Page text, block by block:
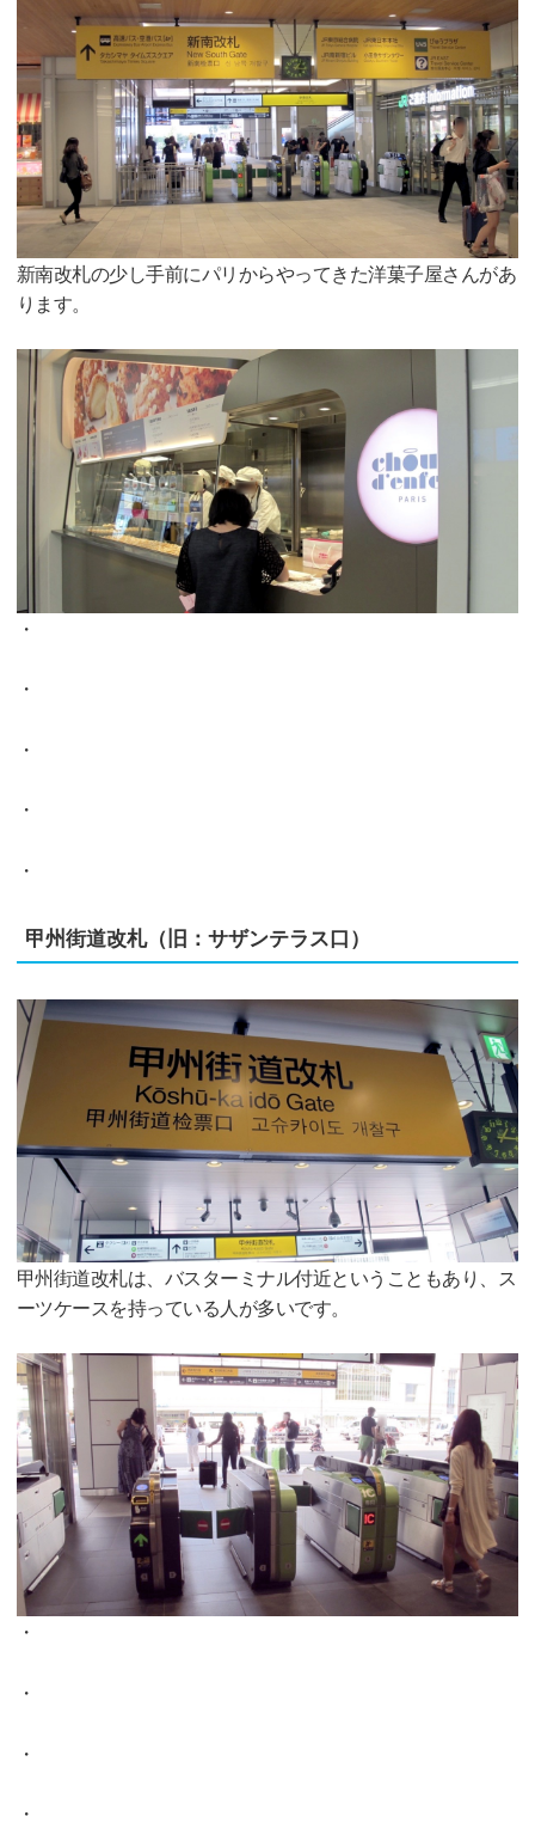
新南改札の少し手前にパリからやってきた洋菓子屋さんがあ
ります。
・
・
・
・
・
甲州街道改札（旧：サザンテラス口）
甲州街道改札は、バスターミナル付近ということもあり、ス
ーツケースを持っている人が多いです。
・
・
・
・